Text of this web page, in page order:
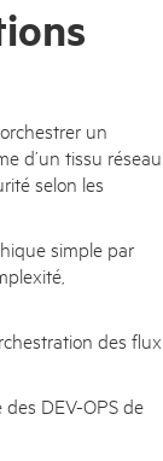
un
d’un tissu réseau
selon les
simple par
des flux
DEV-OPS de